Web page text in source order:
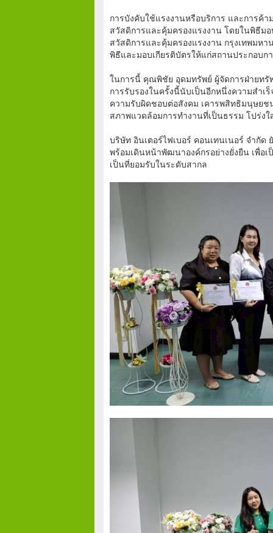
การบังคับใช้แรงงานหรือบริการ และการค้
สวัสดิการและคุ้มครองแรงงาน โดยในพิธีม
สวัสดิการและคุ้มครองแรงงาน กรุงเทพมห
พิธีและมอบเกียรติบัตรให้แก่สถานประกอบก
ในการนี้ คุณพิชัย อุดมทรัพย์ ผู้จัดการฝ่ายทรั
การรับรองในครั้งนี้นับเป็นอีกหนึ่งความสำ
ความรับผิดชอบต่อสังคม เคารพสิทธิมนุษยช
สภาพแวดล้อมการทำงานที่เป็นธรรม โปร่
บริษัท อินเตอร์ไฟเบอร์ คอนเทนเนอร์ จำกั
พร้อมเดินหน้าพัฒนาองค์กรอย่างยั่งยืน เพื่อ
เป็นที่ยอมรับในระดับสากล